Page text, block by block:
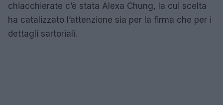
chiacchierate c’è stata Alexa Chung, la cui scelta
ha catalizzato l’attenzione sia per la firma che per i
dettagli sartoriali.